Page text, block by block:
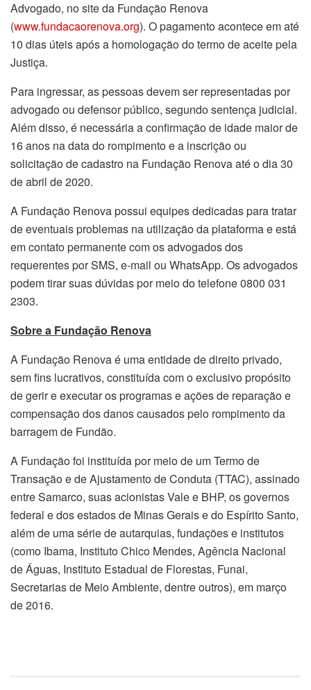
Advogado, no site da Fundação Renova
(www.fundacaorenova.org). O pagamento acontece em até
10 dias úteis após a homologação do termo de aceite pela
Justiça.
Para ingressar, as pessoas devem ser representadas por
advogado ou defensor público, segundo sentença judicial.
Além disso, é necessária a confirmação de idade maior de
16 anos na data do rompimento e a inscrição ou
solicitação de cadastro na Fundação Renova até o dia 30
de abril de 2020.
A Fundação Renova possui equipes dedicadas para tratar
de eventuais problemas na utilização da plataforma e está
em contato permanente com os advogados dos
requerentes por SMS, e-mail ou WhatsApp. Os advogados
podem tirar suas dúvidas por meio do telefone 0800 031
2303.
Sobre a Fundação Renova
A Fundação Renova é uma entidade de direito privado,
sem fins lucrativos, constituída com o exclusivo propósito
de gerir e executar os programas e ações de reparação e
compensação dos danos causados pelo rompimento da
barragem de Fundão.
A Fundação foi instituída por meio de um Termo de
Transação e de Ajustamento de Conduta (TTAC), assinado
entre Samarco, suas acionistas Vale e BHP, os governos
federal e dos estados de Minas Gerais e do Espírito Santo,
além de uma série de autarquias, fundações e institutos
(como Ibama, Instituto Chico Mendes, Agência Nacional
de Águas, Instituto Estadual de Florestas, Funai,
Secretarias de Meio Ambiente, dentre outros), em março
de 2016.